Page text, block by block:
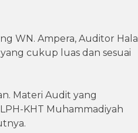
WN. Ampera, Auditor Halal
cukup luas dan sesuai
Materi Audit yang
KHT Muhammadiyah